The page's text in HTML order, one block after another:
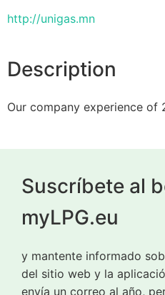
http://unigas.mn
Description
Our company experience of
Suscríbete al
myLPG.eu
y mantente informado
del sitio web y la
envía un correo al año,